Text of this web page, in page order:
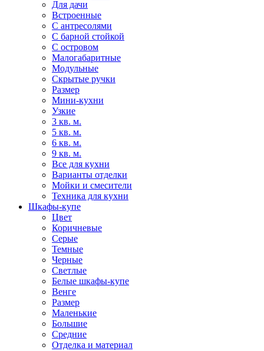
Для дачи
Встроенные
С антресолями
С барной стойкой
С островом
Малогабаритные
Модульные
Скрытые ручки
Размер
Мини-кухни
Узкие
3 кв. м.
5 кв. м.
6 кв. м.
9 кв. м.
Все для кухни
Варианты отделки
Мойки и смесители
Техника для кухни
Шкафы-купе
Цвет
Коричневые
Серые
Темные
Черные
Светлые
Белые шкафы-купе
Венге
Размер
Маленькие
Большие
Средние
Отделка и материал